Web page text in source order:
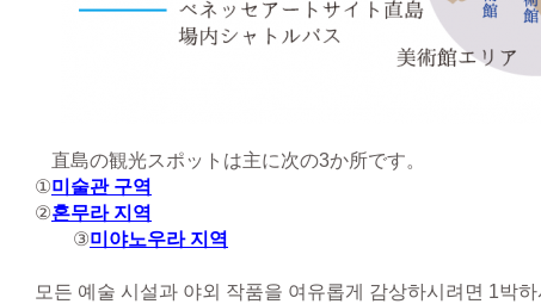
直島の観光スポットは主に次の3か所です。
①미술관 구역
②혼무라 지역
③미야노우라 지역
모든 예술 시설과 야외 작품을 여유롭게 감상하시려면 1박